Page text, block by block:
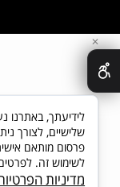
✕
שלישיים, לצורך
פרסום מותאם
לשימוש זה. לפרטים
מדיניות